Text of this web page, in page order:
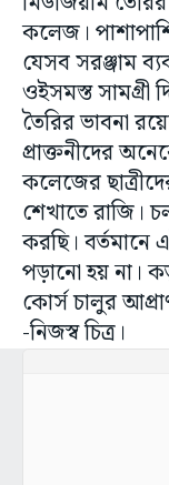
কলেজ।
যেসব সরঞ্জাম
ওইসমস্ত
তৈরির ভাবনা
প্রাক্তনীদের
কলেজের
শেখাতে রাজি।
করছি। বর্তমানে
পড়ানো হয় না।
কোর্স চালুর
-নিজস্ব চিত্র।